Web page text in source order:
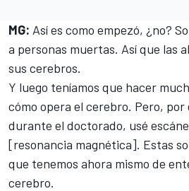
MG: Así es como empezó, ¿no?
a personas muertas. Así que las
sus cerebros.
Y luego teníamos que hacer
cómo opera el cerebro. Pero,
durante el doctorado, usé
[resonancia magnética]. Estas
que tenemos ahora mismo de
cerebro.